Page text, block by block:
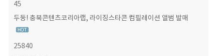
45
두둥! 충북콘텐츠코리아랩, 라이징스타콘 컴필레이션 앨범 발매
25840